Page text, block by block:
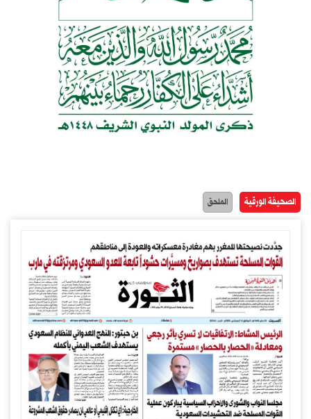
الصحيفة الورقية الملحق